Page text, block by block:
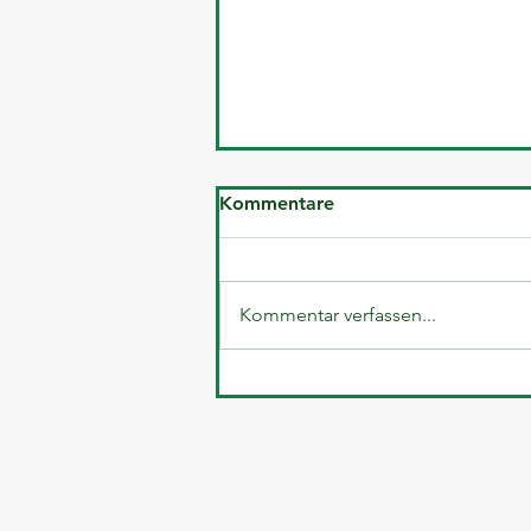
Review vom 8.Oktober -
Kommentare
Kommentar verfassen...